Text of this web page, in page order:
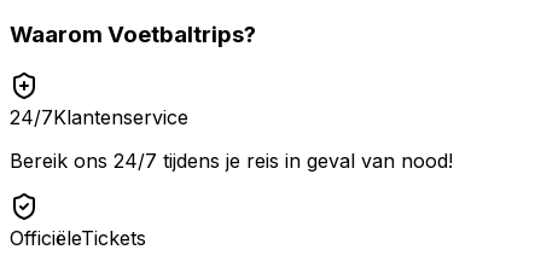
Waarom Voetbaltrips?
24/7Klantenservice
Bereik ons 24/7 tijdens je reis in geval van nood!
OfficiëleTickets